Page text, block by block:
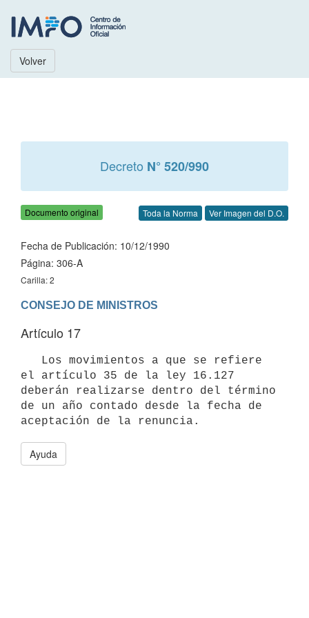
Volver
Decreto N° 520/990
Documento original Toda la Norma Ver Imagen del D.O.
Fecha de Publicación: 10/12/1990
Página: 306-A
Carilla: 2
Artículo 17
el artículo 35 de la ley 16.127
deberán realizarse dentro del término
de un año contado desde la fecha de
Ayuda